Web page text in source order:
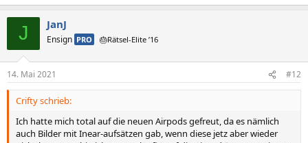
J JanJ
Ensign PRO 🎂Rätsel-Elite ’16
14. Mai 2021 #12
Crifty schrieb:
Ich hatte mich total auf die neuen Airpods gefreut, da es nämlich
auch Bilder mit Inear-aufsätzen gab, wenn diese jetz aber wieder